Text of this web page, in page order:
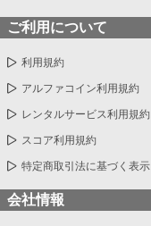
ご利用について
利用規約
アルファコイン利用規約
レンタルサービス利用規約
スコア利用規約
特定商取引法に基づく表示
会社情報